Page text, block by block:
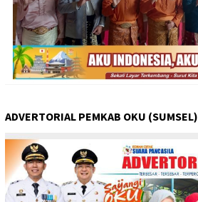
ADVERTORIAL PEMKAB OKU (SUMSEL)